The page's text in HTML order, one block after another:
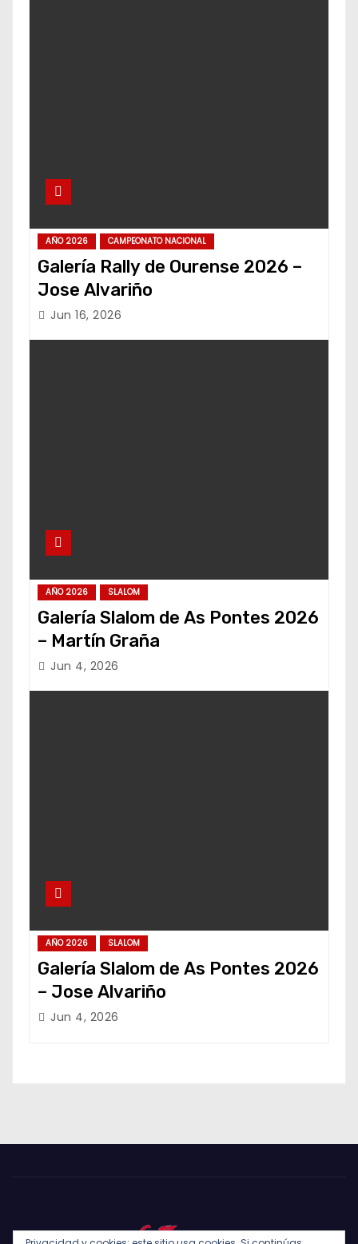
AÑO 2026 CAMPEONATO NACIONAL
Galería Rally de Ourense 2026 –
Jose Alvariño
Jun 16, 2026
AÑO 2026 SLALOM
Galería Slalom de As Pontes 2026
– Martín Graña
Jun 4, 2026
AÑO 2026 SLALOM
Galería Slalom de As Pontes 2026
– Jose Alvariño
Jun 4, 2026